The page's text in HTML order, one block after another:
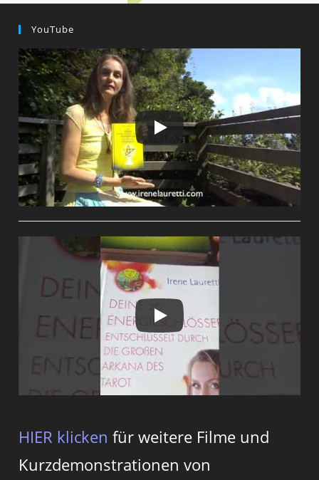
YouTube
HIER klicken für weitere Filme und
Kurzdemonstrationen von